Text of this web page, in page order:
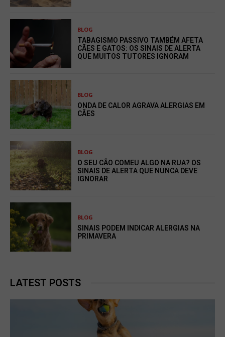
BLOG
TABAGISMO PASSIVO TAMBÉM AFETA
CÃES E GATOS: OS SINAIS DE ALERTA
QUE MUITOS TUTORES IGNORAM
BLOG
ONDA DE CALOR AGRAVA ALERGIAS EM
CÃES
BLOG
O SEU CÃO COMEU ALGO NA RUA? OS
SINAIS DE ALERTA QUE NUNCA DEVE
IGNORAR
BLOG
SINAIS PODEM INDICAR ALERGIAS NA
PRIMAVERA
LATEST POSTS